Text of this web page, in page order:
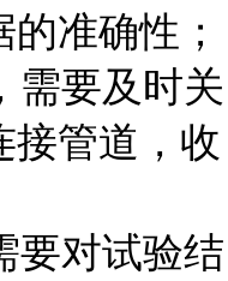
准确性；
需要及时关
接管道，收
要对试验结